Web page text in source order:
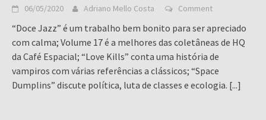
06/05/2020 Adriano Mello Costa Comment
“Doce Jazz” é um trabalho bem bonito para ser apreciado
com calma; Volume 17 é a melhores das coletâneas de HQ
da Café Espacial; “Love Kills” conta uma história de
vampiros com várias referências a clássicos; “Space
Dumplins” discute política, luta de classes e ecologia. [...]